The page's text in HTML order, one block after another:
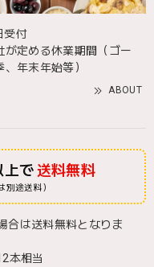
受付
が定める休業期間（ゴー
年末年始等）
ABOUT
上で送料無料
途送料）
合は送料無料となりま
本相当